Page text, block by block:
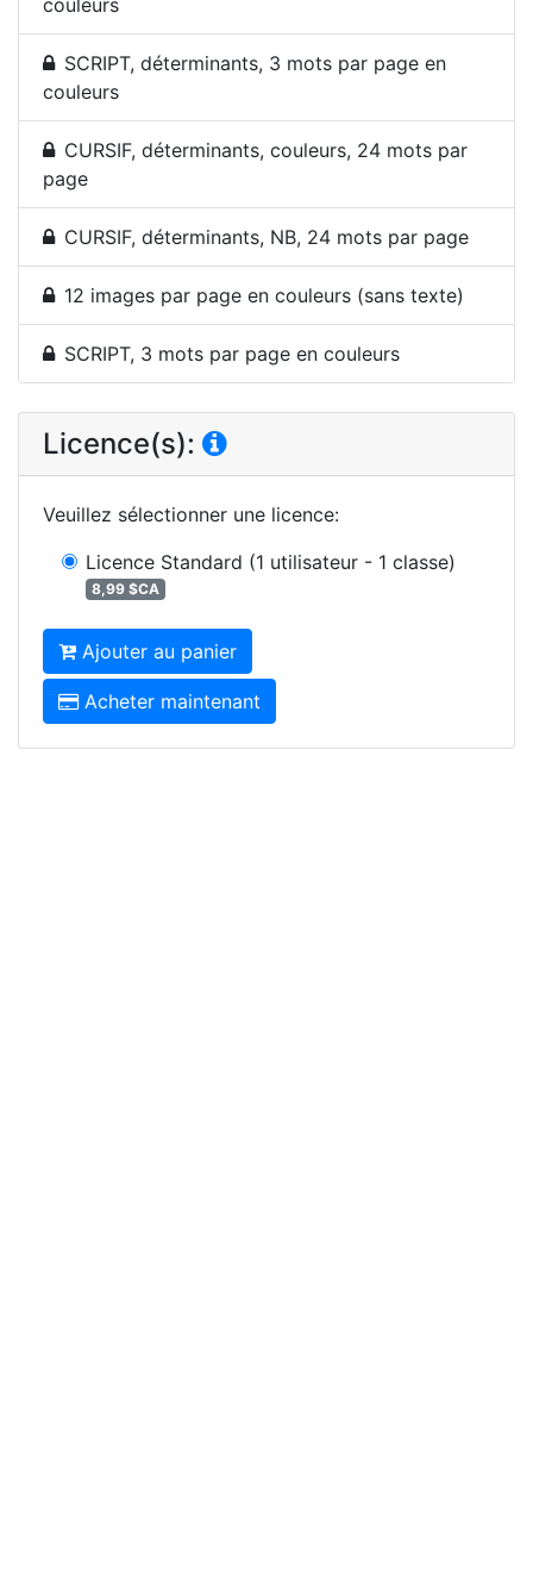
SCRIPT, déterminants, 3 mots par page en
couleurs
CURSIF, déterminants, couleurs, 24 mots par
page
CURSIF, déterminants, NB, 24 mots par page
12 images par page en couleurs (sans texte)
SCRIPT, 3 mots par page en couleurs
Licence(s):
Veuillez sélectionner une licence:
Licence Standard (1 utilisateur - 1 classe)
8,99 $CA
Ajouter au panier
Acheter maintenant